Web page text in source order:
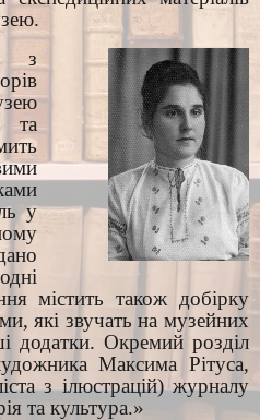
з
та
у
містить також добірку
які звучать на музейних
додатки. Окремий розділ
Максима Рітуса,
з ілюстрацій) журналу
та культура.»